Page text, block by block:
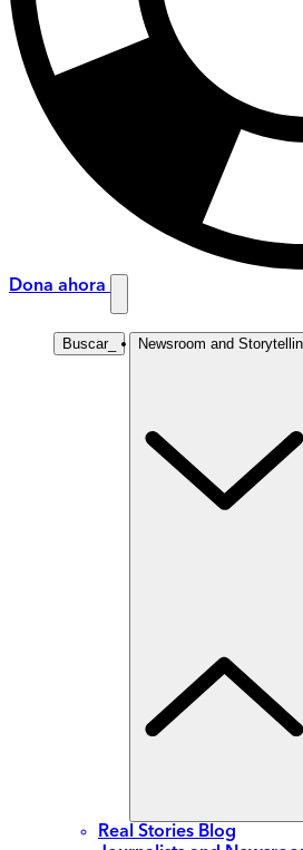
Dona ahora
Buscar_ Newsroom and
Real Stories Blog